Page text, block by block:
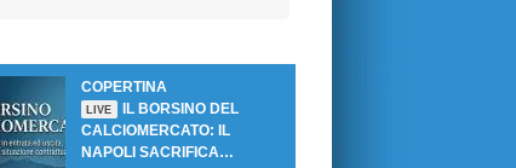
COPERTINA
LIVE
IL BORSINO DEL
CALCIOMERCATO: IL
NAPOLI SACRIFICA